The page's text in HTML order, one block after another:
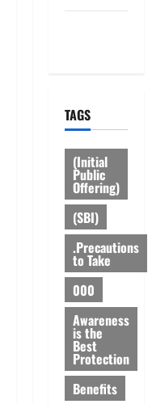
TAGS
(Initial
Public
Offering)
(SBI)
.Precautions
to Take
000
Awareness
is the
Best
Protection
Benefits